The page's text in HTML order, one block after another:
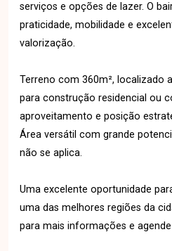
serviços e opções de lazer. O
praticidade, mobilidade e
valorização.
Terreno com 360m², localizado
para construção residencial ou
aproveitamento e posição
Área versátil com grande
não se aplica.
Uma excelente oportunidade
uma das melhores regiões da
para mais informações e